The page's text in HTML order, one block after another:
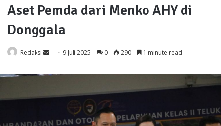
Aset Pemda dari Menko AHY di
Donggala
Redaksi
Send
email
9 Juli 2025 0 290 1 minute read